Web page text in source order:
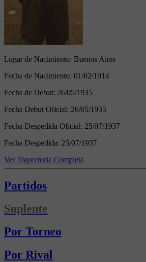
Lugar de Nacimiento: Buenos Aires
Fecha de Nacimiento: 01/02/1914
Fecha de Debut: 26/05/1935
Fecha Debut Oficial: 26/05/1935
Fecha Despedida Oficial: 25/07/1937
Fecha Despedida: 25/07/1937
Ver Trayectoria Completa
Partidos
Suplente
Por Torneo
Por Rival